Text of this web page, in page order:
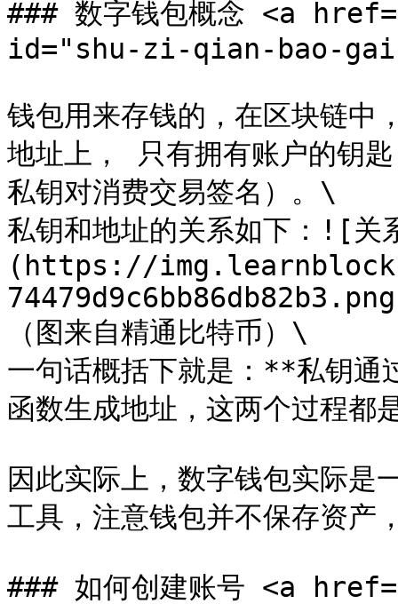
### 数字钱包概念 <a
id="shu-zi-qian-bao-
钱包用来存钱的，在区块链中
地址上， 只有拥有账户的钥
私钥对消费交易签名）。\
私钥和地址的关系如下：![关
(https://
（图来自精通比特币）\
一句话概括下就是：**私钥通
函数生成地址，这两个过程都
因此实际上，数字钱包实际是
工具，注意钱包并不保存资产
### 如何创建账号 <a